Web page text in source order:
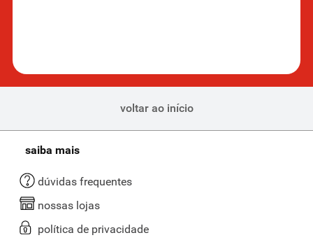
voltar ao início
saiba mais
dúvidas frequentes
nossas lojas
política de privacidade